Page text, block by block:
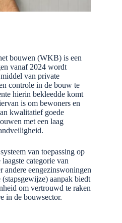
bouwen (WKB) is een
vanaf 2024 wordt
van private
controle in de bouw te
hierin bekleedde komt
is om bewoners en
kwalitatief goede
met een laag
van toepassing op
categorie van
andere eengezinswoningen
aanpak biedt
om vertrouwd te raken
in de bouwsector.